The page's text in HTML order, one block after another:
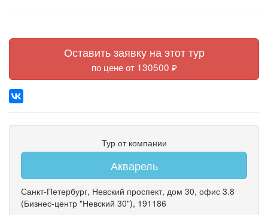
Оставить заявку на этот тур
по цене от 130500 ₽
Тур от компании
Акварель
Санкт-Петербург, Невский проспект, дом 30, офис 3.8
(Бизнес-центр "Невский 30"), 191186